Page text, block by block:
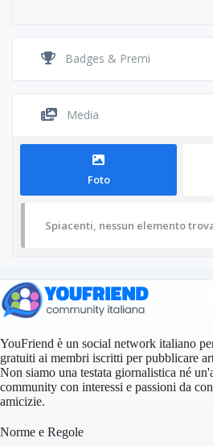
Badges & Premi
Media
Foto
Spiacenti, nessun elemento
YouFriend è un social network italiano
gratuiti ai membri iscritti per pubblicare
Non siamo una testata giornalistica né
community con interessi e passioni da
amicizie.
Norme e Regole